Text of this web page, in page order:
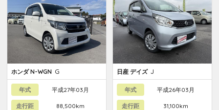
ホンダ N-WGN G
年式 平成27年03月
走行距
88,500km
日産 デイズ J
年式 平成26年03月
走行距
31,100km